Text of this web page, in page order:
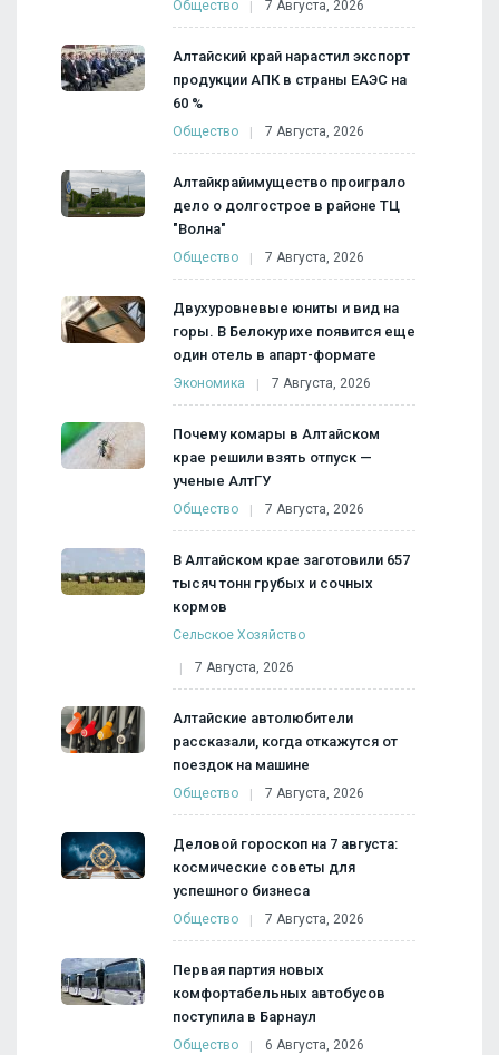
Общество 7 Августа, 2026
Алтайский край нарастил экспорт
продукции АПК в страны ЕАЭС на
60 %
Общество 7 Августа, 2026
Алтайкрайимущество проиграло
дело о долгострое в районе ТЦ
"Волна"
Общество 7 Августа, 2026
Двухуровневые юниты и вид на
горы. В Белокурихе появится еще
один отель в апарт-формате
Экономика 7 Августа, 2026
Почему комары в Алтайском
крае решили взять отпуск —
ученые АлтГУ
Общество 7 Августа, 2026
В Алтайском крае заготовили 657
тысяч тонн грубых и сочных
кормов
Сельское Хозяйство
7 Августа, 2026
Алтайские автолюбители
рассказали, когда откажутся от
поездок на машине
Общество 7 Августа, 2026
Деловой гороскоп на 7 августа:
космические советы для
успешного бизнеса
Общество 7 Августа, 2026
Первая партия новых
комфортабельных автобусов
поступила в Барнаул
Общество 6 Августа, 2026